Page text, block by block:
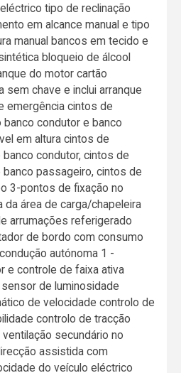
tipo de reclinação
em alcance manual e tipo
manual bancos em tecido e
bloqueio de álcool
do motor cartão
sem chave e inclui arranque
emergência cintos de
condutor e banco
em altura cintos de
condutor, cintos de
passageiro, cintos de
3-pontos de fixação no
da área de carga/chapeleira
arrumações referigerado
de bordo com consumo
autónoma 1 -
e controle de faixa ativa
de luminosidade
de velocidade controlo de
controlo de tracção
secundário no
assistida com
do veículo eléctrico